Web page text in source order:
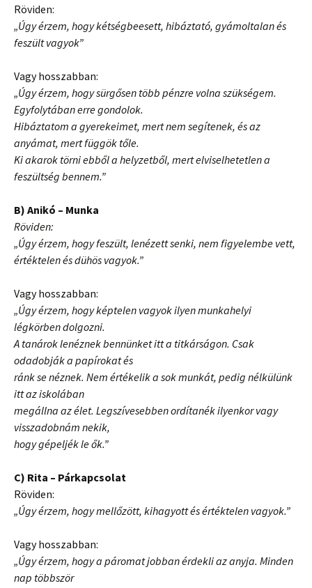
Röviden:
„Úgy érzem, hogy kétségbeesett, hibáztató, gyámoltalan és
feszült vagyok”
Vagy hosszabban:
„Úgy érzem, hogy sürgősen több pénzre volna szükségem.
Egyfolytában erre gondolok.
Hibáztatom a gyerekeimet, mert nem segítenek, és az
anyámat, mert függök tőle.
Ki akarok törni ebből a helyzetből, mert elviselhetetlen a
feszültség bennem.”
B) Anikó – Munka
Röviden:
„Úgy érzem, hogy feszült, lenézett senki, nem figyelembe vett,
értéktelen és dühös vagyok.”
Vagy hosszabban:
„Úgy érzem, hogy képtelen vagyok ilyen munkahelyi
légkörben dolgozni.
A tanárok lenéznek bennünket itt a titkárságon. Csak
odadobják a papírokat és
ránk se néznek. Nem értékelik a sok munkát, pedig nélkülünk
itt az iskolában
megállna az élet. Legszívesebben ordítanék ilyenkor vagy
visszadobnám nekik,
hogy gépeljék le ők.”
C) Rita – Párkapcsolat
Röviden:
„Úgy érzem, hogy mellőzött, kihagyott és értéktelen vagyok.”
Vagy hosszabban:
„Úgy érzem, hogy a páromat jobban érdekli az anyja. Minden
nap többször